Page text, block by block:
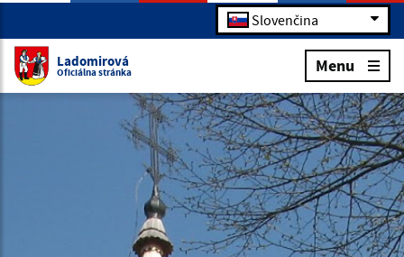
Slovenčina
Ladomirová
Oficiálna stránka Menu